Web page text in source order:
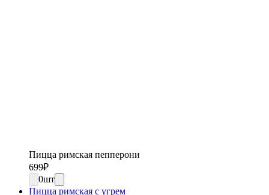
Пицца римская пепперони
699₽
0шт
Пицца римская с угрем